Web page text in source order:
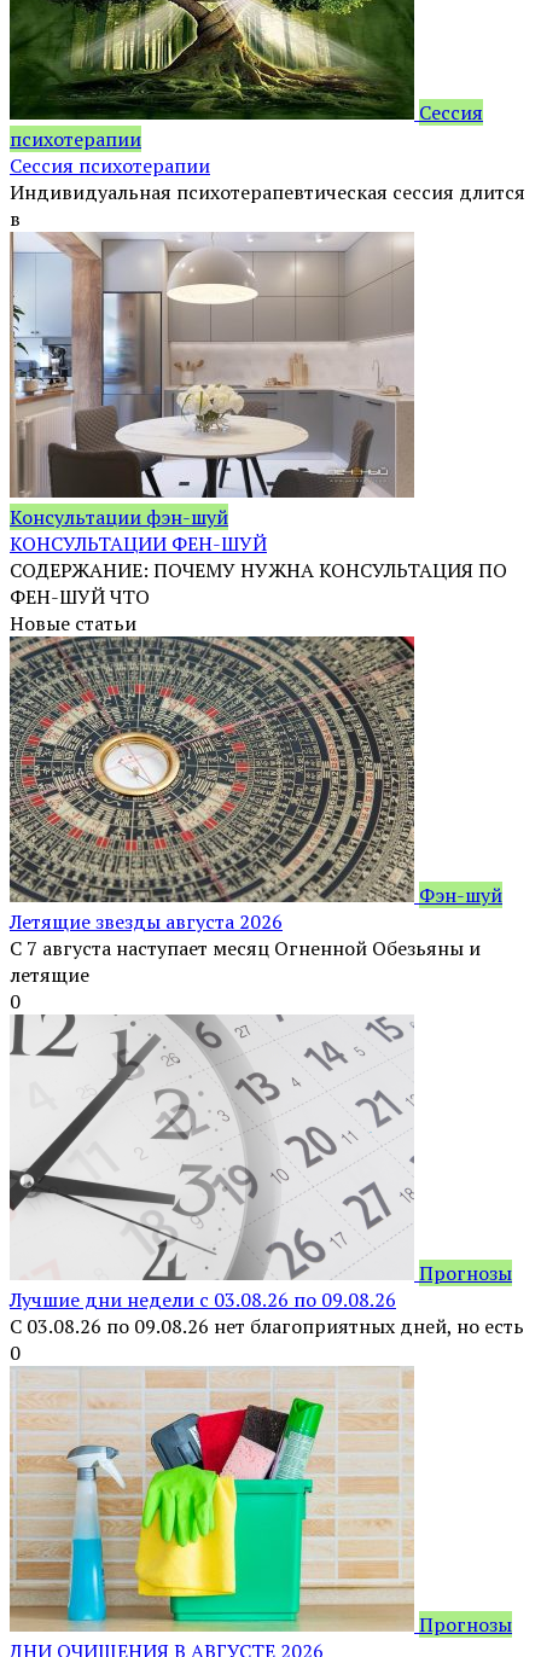
Сессия
психотерапии
Сессия психотерапии
Индивидуальная психотерапевтическая сессия длится
в
Консультации фэн-шуй
КОНСУЛЬТАЦИИ ФЕН-ШУЙ
СОДЕРЖАНИЕ: ПОЧЕМУ НУЖНА КОНСУЛЬТАЦИЯ ПО
ФЕН-ШУЙ ЧТО
Новые статьи
Фэн-шуй
Летящие звезды августа 2026
С 7 августа наступает месяц Огненной Обезьяны и
летящие
0
Прогнозы
Лучшие дни недели с 03.08.26 по 09.08.26
С 03.08.26 по 09.08.26 нет благоприятных дней, но есть
0
Прогнозы
ДНИ ОЧИЩЕНИЯ В АВГУСТЕ 2026